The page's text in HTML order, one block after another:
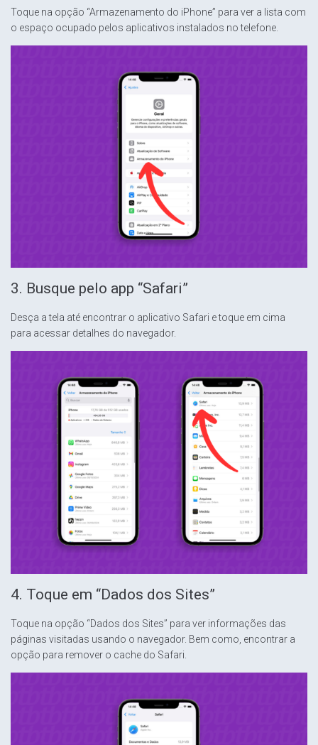
Toque na opção “Armazenamento do iPhone” para ver a lista com
o espaço ocupado pelos aplicativos instalados no telefone.
3. Busque pelo app “Safari”
Desça a tela até encontrar o aplicativo Safari e toque em cima
para acessar detalhes do navegador.
4. Toque em “Dados dos Sites”
Toque na opção “Dados dos Sites” para ver informações das
páginas visitadas usando o navegador. Bem como, encontrar a
opção para remover o cache do Safari.